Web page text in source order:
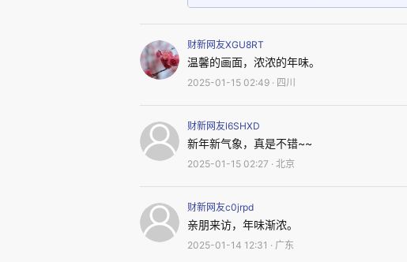
身在北京工作的小王，还没决定回不回
是该准备了，但现在“过年”的味儿越来越
现在平时吃的都像以前过年一样。我说
财新网友XGU8RT
温馨的画面，浓浓的年味。
2025-01-15 02:49 · 四川
财新网友l6SHXD
新年新气象，真是不错~~
2025-01-15 02:27 · 北京
财新网友c0jrpd
亲朋来访，年味渐浓。
2025-01-14 12:31 · 广东